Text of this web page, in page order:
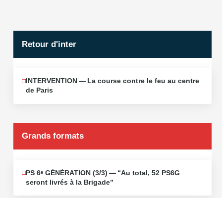
Retour d'inter
JUIN
12
INTERVENTION — La course contre le feu au centre
de Paris
Grands formats
JUIN
19
PS 6ᵉ GÉNÉRATION (3/​3) — “Au total, 52 PS6G
seront livrés à la Brigade”